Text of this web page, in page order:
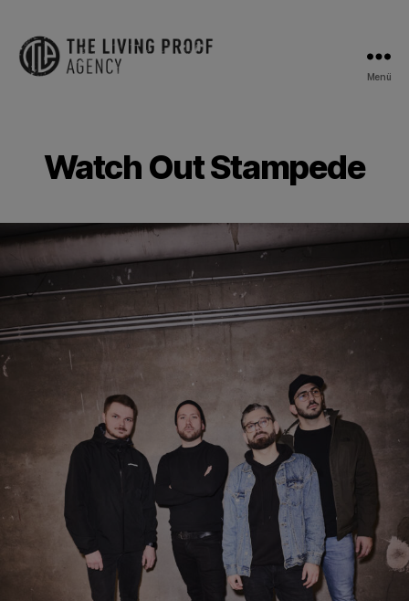
Agency
Menü
Watch Out Stampede